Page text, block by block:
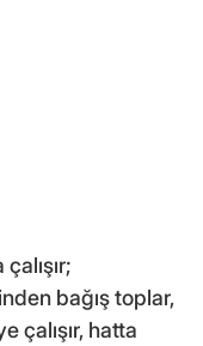
bağış toplar,
çalışır, hatta